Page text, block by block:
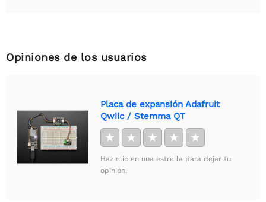
Opiniones de los usuarios
Placa de expansión Adafruit
Qwiic / Stemma QT
★ ★ ★ ★ ★
Haz clic en una estrella para dejar tu
opinión.